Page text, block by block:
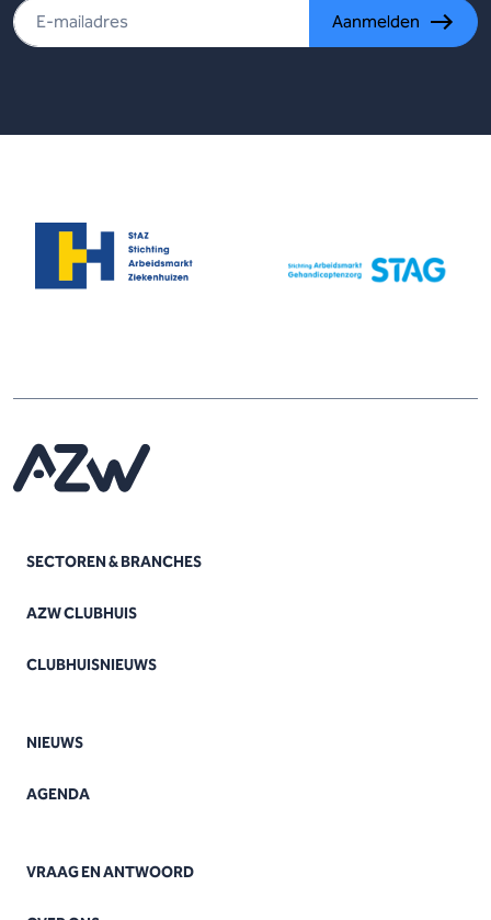
Aanmelden
SECTOREN & BRANCHES
AZW CLUBHUIS
CLUBHUISNIEUWS
NIEUWS
AGENDA
VRAAG EN ANTWOORD